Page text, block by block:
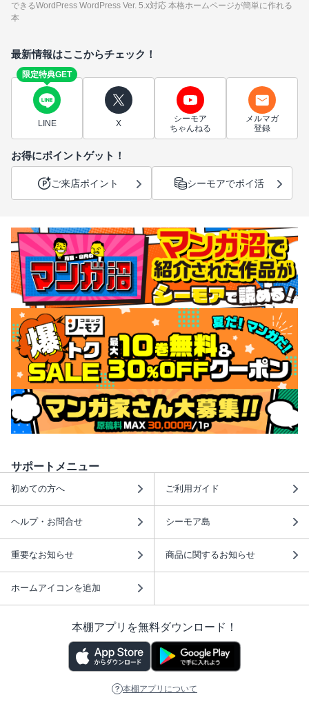
できるWordPress WordPress Ver. 5.x対応 本格ホームページが簡単に作れる
本
最新情報はここからチェック！
限定特典GET
LINE X
シーモア
ちゃんねる
メルマガ
登録
お得にポイントゲット！
ご来店ポイント シーモアでポイ活
サポートメニュー
初めての方へ ご利用ガイド
ヘルプ・お問合せ シーモア島
重要なお知らせ 商品に関するお知らせ
ホームアイコンを追加
本棚アプリを無料ダウンロード！
本棚アプリについて